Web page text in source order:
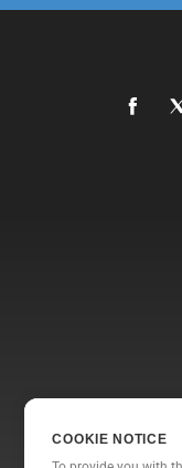
COOKIE NOTICE